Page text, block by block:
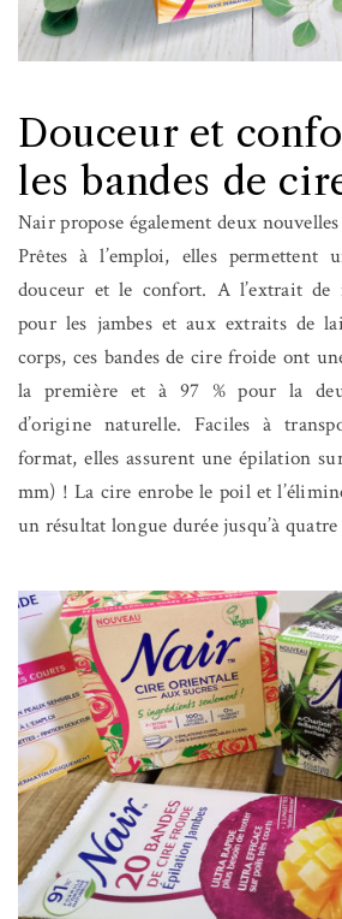
Douceur et
les bandes de
Nair propose également deux
Prêtes à l’emploi, elles permettent
douceur et le confort. A l’extrait de
pour les jambes et aux extraits de
corps, ces bandes de cire froide ont
la première et à 97 % pour la
d’origine naturelle. Faciles à
format, elles assurent une épilation
mm) ! La cire enrobe le poil et
un résultat longue durée jusqu’à quatre